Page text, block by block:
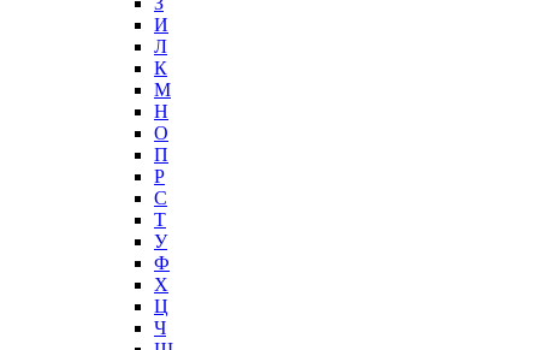
И
Л
К
М
Н
О
П
Р
С
Т
У
Ф
Х
Ц
Ч